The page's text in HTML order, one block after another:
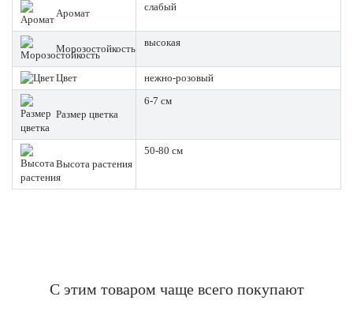
Аромат
слабый
Морозостойкость
высокая
Цвет нежно-розовый
Размер цветка
6-7 см
Высота растения
50-80 см
С этим товаром чаще всего покупают